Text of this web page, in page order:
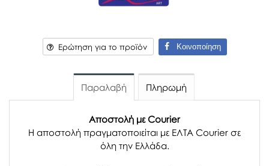
Ερώτηση για το προϊόν Κοινοποίηση
Παραλαβή Πληρωμή
Αποστολή με Courier
Η αποστολή πραγματοποιείται με ΕΛΤΑ Courier σε
όλη την Ελλάδα.